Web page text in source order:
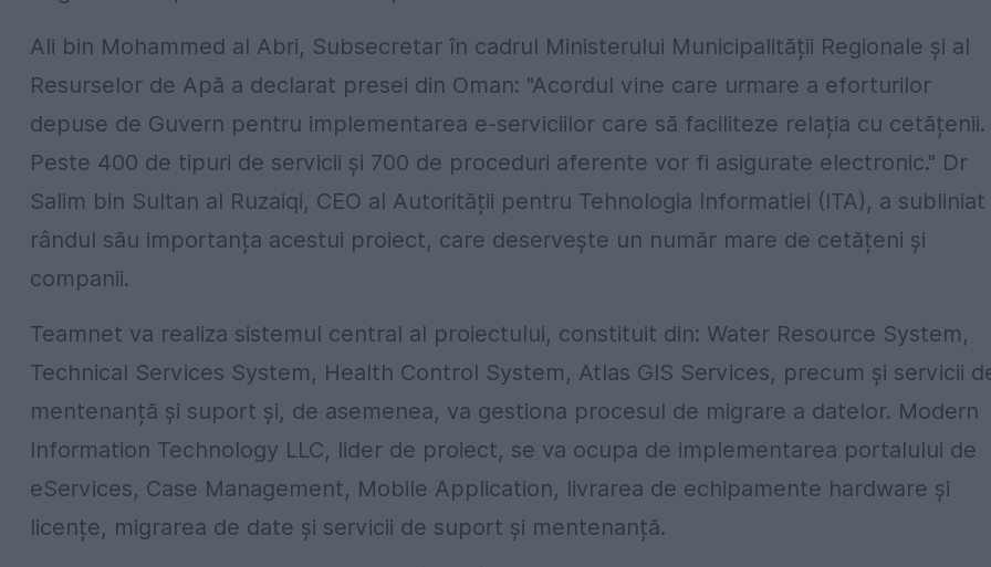
Ali bin Mohammed al Abri, Subsecretar în cadrul Ministerului Municipalității Regionale și al
Resurselor de Apă a declarat presei din Oman: "Acordul vine care urmare a eforturilor
depuse de Guvern pentru implementarea e-serviciilor care să faciliteze relația cu cetățenii.
Peste 400 de tipuri de servicii și 700 de proceduri aferente vor fi asigurate electronic." Dr
Salim bin Sultan al Ruzaiqi, CEO al Autorității pentru Tehnologia Informatiei (ITA), a subliniat
rândul său importanța acestui proiect, care deservește un număr mare de cetățeni și
companii.
Teamnet va realiza sistemul central al proiectului, constituit din: Water Resource System,
Technical Services System, Health Control System, Atlas GIS Services, precum și servicii
mentenanță și suport și, de asemenea, va gestiona procesul de migrare a datelor. Modern
Information Technology LLC, lider de proiect, se va ocupa de implementarea portalului de
eServices, Case Management, Mobile Application, livrarea de echipamente hardware și
licențe, migrarea de date și servicii de suport și mentenanță.